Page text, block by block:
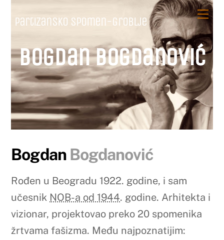
Partizansko spomen-groblje
Bogdan Bogdanović
Bogdan Bogdanović
Rođen u Beogradu 1922. godine, i sam
učesnik NOB-a od 1944. godine. Arhitekta i
vizionar, projektovao preko 20 spomenika
žrtvama fašizma. Među najpoznatijim: